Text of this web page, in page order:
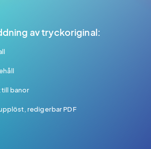
av tryckoriginal:
till banor
redigerbar PDF